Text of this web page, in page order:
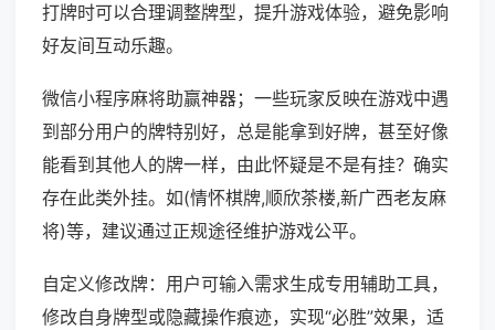
打牌时可以合理调整牌型，提升游戏体验，避免影响
好友间互动乐趣。
微信小程序麻将助赢神器；一些玩家反映在游戏中遇
到部分用户的牌特别好，总是能拿到好牌，甚至好像
能看到其他人的牌一样，由此怀疑是不是有挂？确实
存在此类外挂。如(情怀棋牌,顺欣茶楼,新广西老友麻
将)等，建议通过正规途径维护游戏公平。
自定义修改牌：用户可输入需求生成专用辅助工具，
修改自身牌型或隐藏操作痕迹，实现“必胜”效果，适